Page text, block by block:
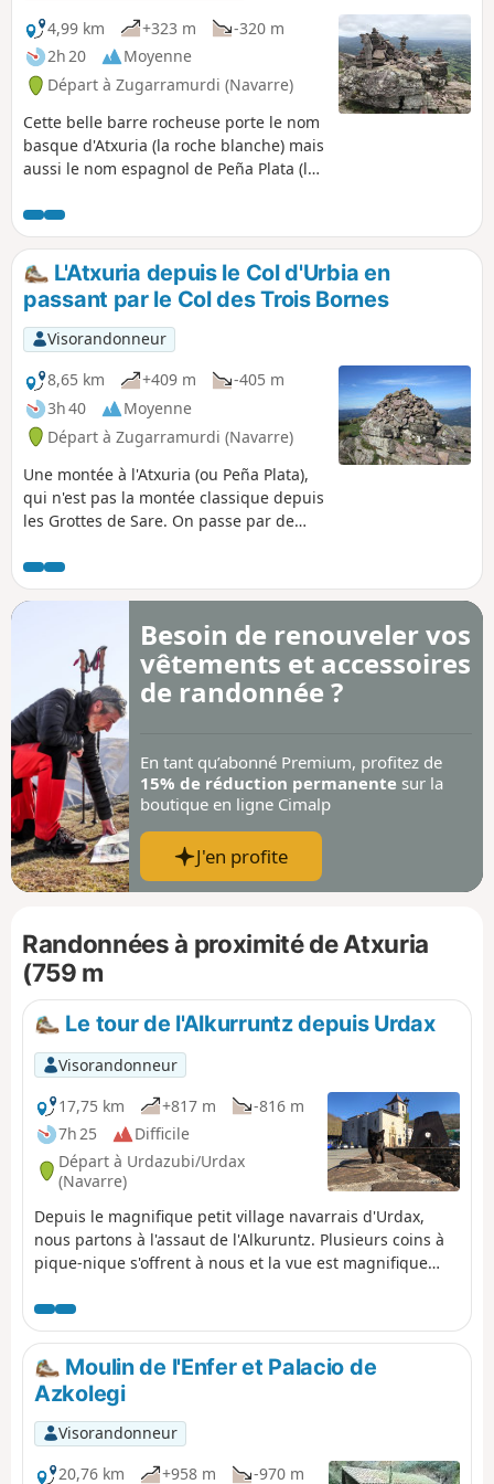
4,99 km
+323 m
-320 m
2h 20
Moyenne
Départ à Zugarramurdi (Navarre)
Cette belle barre rocheuse porte le nom
basque d'Atxuria (la roche blanche) mais
aussi le nom espagnol de Peña Plata (la
retour depuis le Col d'Urbia (Urbiako
Lepoa en basque) en contournant le
Mendibil avant de passer au Col
d'Ibaineta.
L'Atxuria depuis le Col d'Urbia en
passant par le Col des Trois Bornes
Visorandonneur
8,65 km
+409 m
-405 m
3h 40
Moyenne
Départ à Zugarramurdi (Navarre)
Une montée à l'Atxuria (ou Peña Plata),
qui n'est pas la montée classique depuis
les Grottes de Sare. On passe par de
restes préhistoriques, on suit le tracé de
la frontière avec quelques bornes et on
Pour information IBP = 51Besoin de renouveler vos
vêtements et accessoires
de randonnée ?
En tant qu’abonné Premium, profitez de
15% de réduction permanente sur la
boutique en ligne Cimalp
J'en profite
Randonnées à proximité de Atxuria
(759 m
Le tour de l'Alkurruntz depuis Urdax
Visorandonneur
17,75 km
+817 m
-816 m
7h 25
Difficile
Départ à Urdazubi/Urdax
(Navarre)
Depuis le magnifique petit village navarrais d'Urdax,
nous partons à l'assaut de l'Alkuruntz. Plusieurs coins à
pique-nique s'offrent à nous et la vue est magnifique
Moulin de l'Enfer et Palacio de
Azkolegi
Visorandonneur
20,76 km
+958 m -970 m